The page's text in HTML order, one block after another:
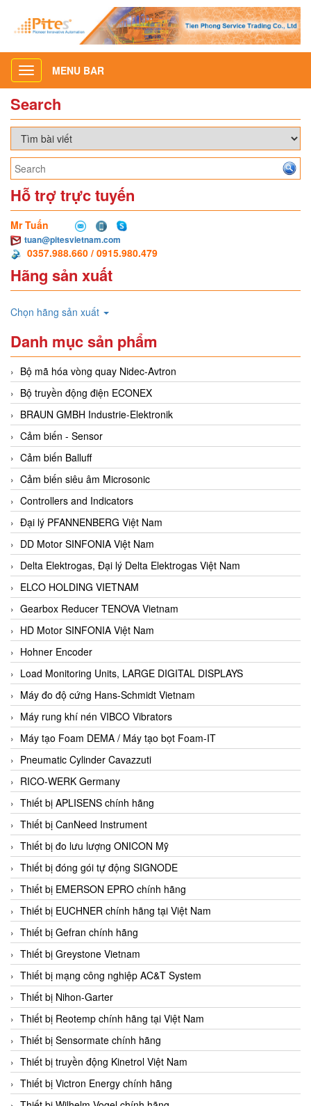
Toggle
navigation
MENU BAR
Search
Hỗ trợ trực tuyến
Mr Tuấn
tuan@pitesvietnam.com
0357.988.660 / 0915.980.479
Hãng sản xuất
Chọn hãng sản xuất
Danh mục sản phẩm
Bộ mã hóa vòng quay Nidec-Avtron
Bộ truyền động điện ECONEX
BRAUN GMBH Industrie-Elektronik
Cảm biến - Sensor
Cảm biến Balluff
Cảm biến siêu âm Microsonic
Controllers and Indicators
Đại lý PFANNENBERG Việt Nam
DD Motor SINFONIA Việt Nam
Delta Elektrogas, Đại lý Delta Elektrogas Việt Nam
ELCO HOLDING VIETNAM
Gearbox Reducer TENOVA Vietnam
HD Motor SINFONIA Việt Nam
Hohner Encoder
Load Monitoring Units, LARGE DIGITAL DISPLAYS
Máy đo độ cứng Hans-Schmidt Vietnam
Máy rung khí nén VIBCO Vibrators
Máy tạo Foam DEMA / Máy tạo bọt Foam-IT
Pneumatic Cylinder Cavazzuti
RICO-WERK Germany
Thiết bị APLISENS chính hãng
Thiết bị CanNeed Instrument
Thiết bị đo lưu lượng ONICON Mỹ
Thiết bị đóng gói tự động SIGNODE
Thiết bị EMERSON EPRO chính hãng
Thiết bị EUCHNER chính hãng tại Việt Nam
Thiết bị Gefran chính hãng
Thiết bị Greystone Vietnam
Thiết bị mạng công nghiệp AC&T System
Thiết bị Nihon-Garter
Thiết bị Reotemp chính hãng tại Việt Nam
Thiết bị Sensormate chính hãng
Thiết bị truyền động Kinetrol Việt Nam
Thiết bị Victron Energy chính hãng